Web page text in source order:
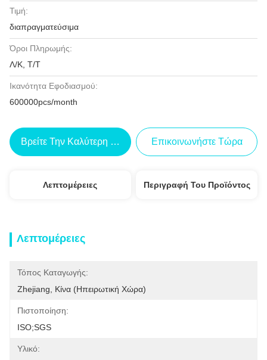
Τιμή:
διαπραγματεύσιμα
Όροι Πληρωμής:
Λ/Κ, Τ/Τ
Ικανότητα Εφοδιασμού:
600000pcs/month
Βρείτε Την Καλύτερη Τιμή Επικοινωνήστε Τώρα
Λεπτομέρειες Περιγραφή Του Προϊόντος
Λεπτομέρειες
Τόπος Καταγωγής:
Zhejiang, Κίνα (ηπειρωτική Χώρα)
Πιστοποίηση:
ISO;SGS
Υλικό: